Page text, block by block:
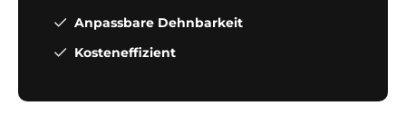
Anpassbare Dehnbarkeit
Kosteneffizient